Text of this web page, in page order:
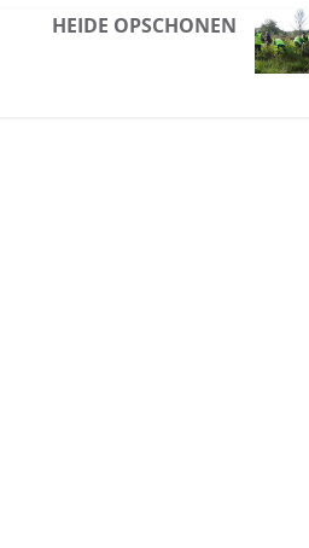
HEIDE OPSCHONEN